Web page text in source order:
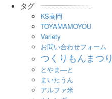
タグ
KS高岡
TOYAMAMOYOU
Variety
お問い合わせフォーム
つくりもんまつり
とやま―と
まいたうん
アルファ米